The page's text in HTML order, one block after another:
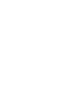
compare
et des